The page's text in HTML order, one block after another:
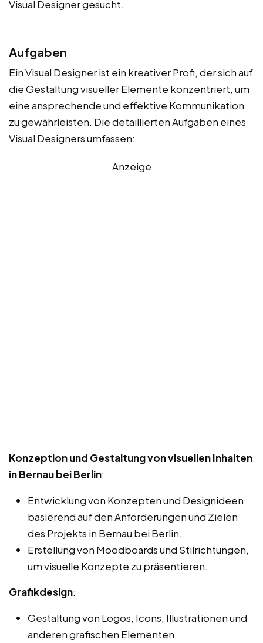
Visual Designer gesucht.
Aufgaben
Ein Visual Designer ist ein kreativer Profi, der sich auf
die Gestaltung visueller Elemente konzentriert, um
eine ansprechende und effektive Kommunikation
zu gewährleisten. Die detaillierten Aufgaben eines
Visual Designers umfassen:
Anzeige
Konzeption und Gestaltung von visuellen Inhalten
in Bernau bei Berlin:
Entwicklung von Konzepten und Designideen
basierend auf den Anforderungen und Zielen
des Projekts in Bernau bei Berlin.
Erstellung von Moodboards und Stilrichtungen,
um visuelle Konzepte zu präsentieren.
Grafikdesign:
Gestaltung von Logos, Icons, Illustrationen und
anderen grafischen Elementen.